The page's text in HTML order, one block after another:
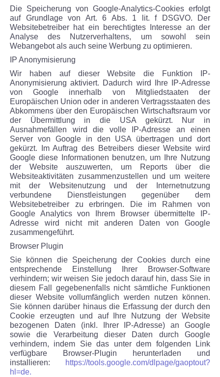
Die Speicherung von Google-Analytics-Cookies erfolgt
auf Grundlage von Art. 6 Abs. 1 lit. f DSGVO. Der
Websitebetreiber hat ein berechtigtes Interesse an der
Analyse des Nutzerverhaltens, um sowohl sein
Webangebot als auch seine Werbung zu optimieren.
IP Anonymisierung
Wir haben auf dieser Website die Funktion IP-
Anonymisierung aktiviert. Dadurch wird Ihre IP-Adresse
von Google innerhalb von Mitgliedstaaten der
Europäischen Union oder in anderen Vertragsstaaten des
Abkommens über den Europäischen Wirtschaftsraum vor
der Übermittlung in die USA gekürzt. Nur in
Ausnahmefällen wird die volle IP-Adresse an einen
Server von Google in den USA übertragen und dort
gekürzt. Im Auftrag des Betreibers dieser Website wird
Google diese Informationen benutzen, um Ihre Nutzung
der Website auszuwerten, um Reports über die
Websiteaktivitäten zusammenzustellen und um weitere
mit der Websitenutzung und der Internetnutzung
verbundene Dienstleistungen gegenüber dem
Websitebetreiber zu erbringen. Die im Rahmen von
Google Analytics von Ihrem Browser übermittelte IP-
Adresse wird nicht mit anderen Daten von Google
zusammengeführt.
Browser Plugin
Sie können die Speicherung der Cookies durch eine
entsprechende Einstellung Ihrer Browser-Software
verhindern; wir weisen Sie jedoch darauf hin, dass Sie in
diesem Fall gegebenenfalls nicht sämtliche Funktionen
dieser Website vollumfänglich werden nutzen können.
Sie können darüber hinaus die Erfassung der durch den
Cookie erzeugten und auf Ihre Nutzung der Website
bezogenen Daten (inkl. Ihrer IP-Adresse) an Google
sowie die Verarbeitung dieser Daten durch Google
verhindern, indem Sie das unter dem folgenden Link
verfügbare Browser-Plugin herunterladen und
installieren:
https://tools.google.com/dlpage/gaoptout?
hl=de.